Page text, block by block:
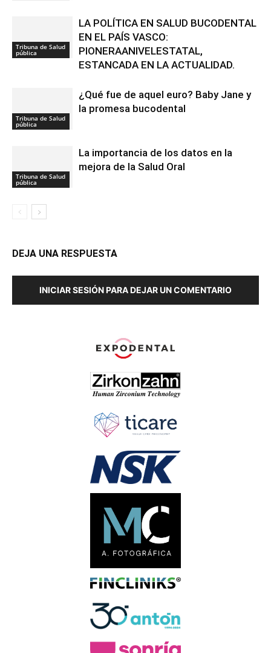
Tribuna de Salud
pública
LA POLÍTICA EN SALUD BUCODENTAL
EN EL PAÍS VASCO:
PIONERAANIVELESTATAL,
ESTANCADA EN LA ACTUALIDAD.
Tribuna de Salud
pública
¿Qué fue de aquel euro? Baby Jane y
la promesa bucodental
Tribuna de Salud
pública
La importancia de los datos en la
mejora de la Salud Oral
DEJA UNA RESPUESTA
INICIAR SESIÓN PARA DEJAR UN COMENTARIO